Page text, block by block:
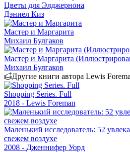
Цветы для Элджернона
Дэниел Киз
Мастер и Маргарита
Михаил Булгаков
Мастер и Маргарита
Михаил Булгаков
Другие книги автора Lewis
Shopping Series. Full
2018 - Lewis Foreman
Маленький исследователь: 52
свежем воздухе
2008 - Дженнифер Уорд